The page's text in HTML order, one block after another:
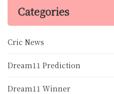
Categories
Cric News
Dream11 Prediction
Dream11 Winner